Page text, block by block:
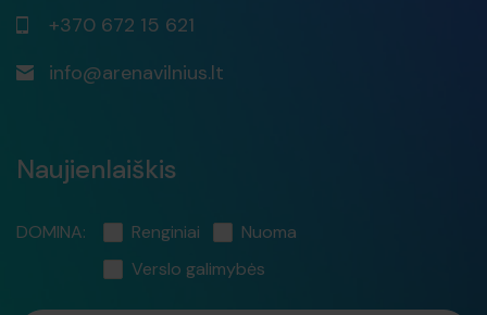
+370 672 15 621
info@arenavilnius.lt
Naujienlaiškis
DOMINA: Renginiai
Nuoma
Verslo galimybės